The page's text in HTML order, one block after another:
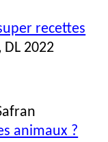
recettes
2022
animaux ?